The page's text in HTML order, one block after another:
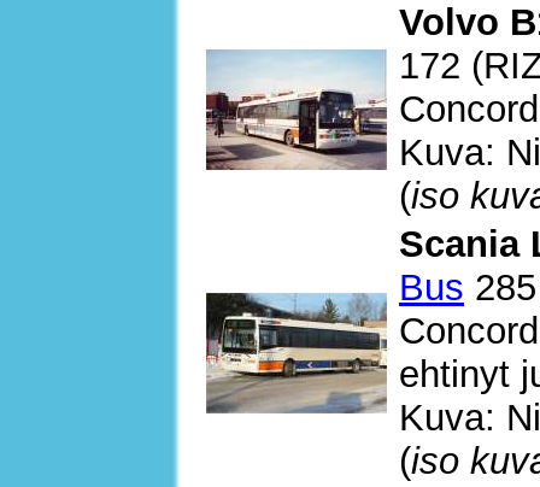
Volvo
172
Kuva:
(iso
Scania
Bus
ehtinyt
Kuva:
(iso